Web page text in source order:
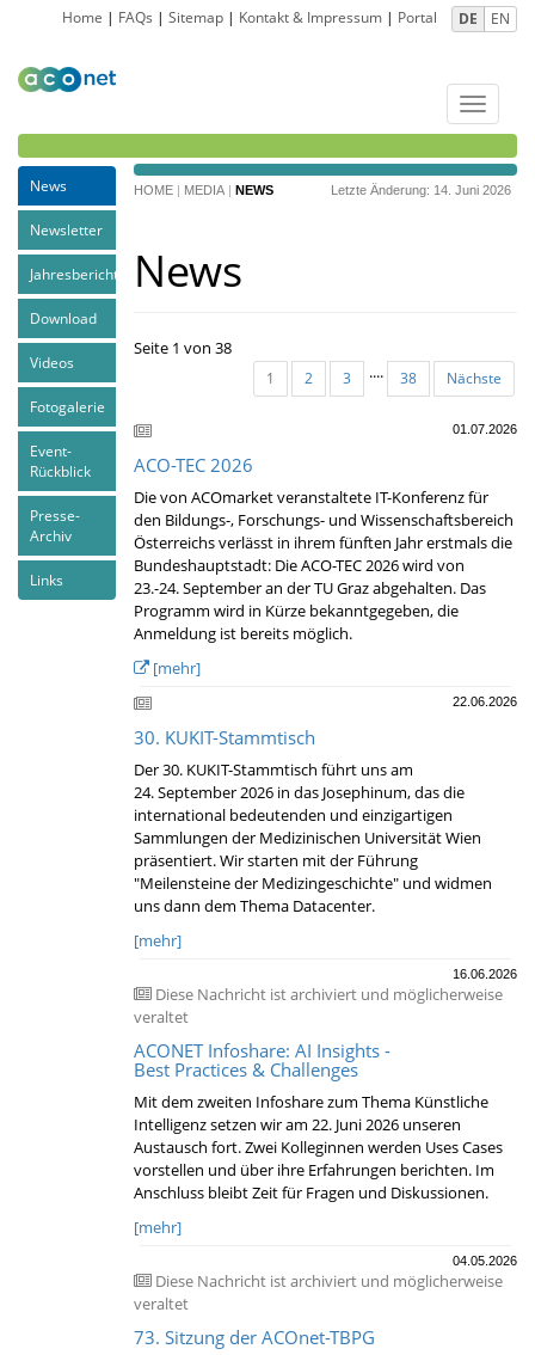
Home | FAQs | Sitemap | Kontakt & Impressum | Portal DE EN
Toggle
News
Newsletter
Jahresberichte
Download
Videos
Fotogalerie
Event-
Rückblick
Presse-
Archiv
Links
HOME | MEDIA | NEWS Letzte Änderung: 14. Juni 2026
News
Seite 1 von 38
1 2 3 .... 38 Nächste
01.07.2026
ACO-TEC 2026
Die von ACOmarket veranstaltete IT-Konferenz für
den Bildungs-, Forschungs- und Wissenschaftsbereich
Österreichs verlässt in ihrem fünften Jahr erstmals die
Bundeshauptstadt: Die ACO-TEC 2026 wird von
23.-24. September an der TU Graz abgehalten. Das
Programm wird in Kürze bekanntgegeben, die
Anmeldung ist bereits möglich.
[mehr]
22.06.2026
30. KUKIT-Stammtisch
Der 30. KUKIT-Stammtisch führt uns am
24. September 2026 in das Josephinum, das die
international bedeutenden und einzigartigen
Sammlungen der Medizinischen Universität Wien
präsentiert. Wir starten mit der Führung
"Meilensteine der Medizingeschichte" und widmen
uns dann dem Thema Datacenter.
[mehr]
16.06.2026
Diese Nachricht ist archiviert und möglicherweise
veraltet
ACONET Infoshare: AI Insights -
Best Practices & Challenges
Mit dem zweiten Infoshare zum Thema Künstliche
Intelligenz setzen wir am 22. Juni 2026 unseren
Austausch fort. Zwei Kolleginnen werden Uses Cases
vorstellen und über ihre Erfahrungen berichten. Im
Anschluss bleibt Zeit für Fragen und Diskussionen.
[mehr]
04.05.2026
Diese Nachricht ist archiviert und möglicherweise
veraltet
73. Sitzung der ACOnet-TBPG